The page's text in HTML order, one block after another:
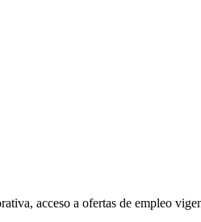
acceso a ofertas de empleo